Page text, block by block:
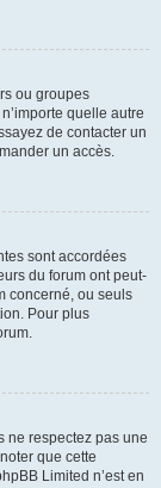
ou groupes
quelle autre
de contacter un
un accès.
sont accordées
du forum ont peut-
concerné, ou seuls
Pour plus
ne respectez pas une
que cette
Limited n’est en